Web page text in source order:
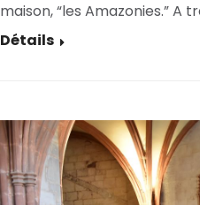
maison, “les Amazonies.” A
Détails